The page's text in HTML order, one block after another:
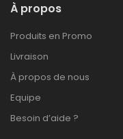
À propos
Produits en Promo
Livraison
À propos de nous
Equipe
Besoin d’aide ?